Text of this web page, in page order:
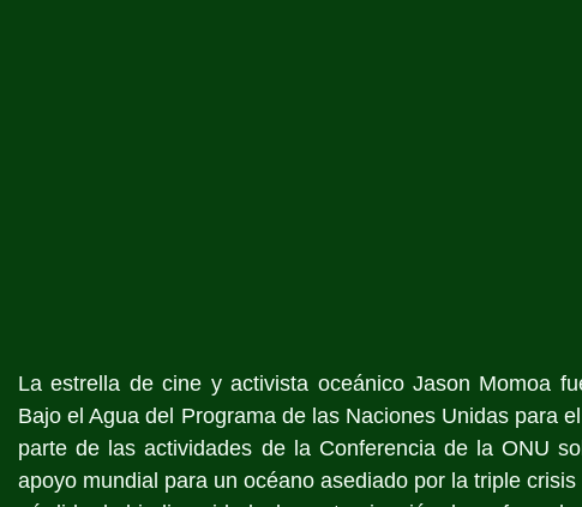
La estrella de cine y activista oceánico Jason Momoa
Bajo el Agua del Programa de las Naciones Unidas para
parte de las actividades de la Conferencia de la ONU
apoyo mundial para un océano asediado por la triple